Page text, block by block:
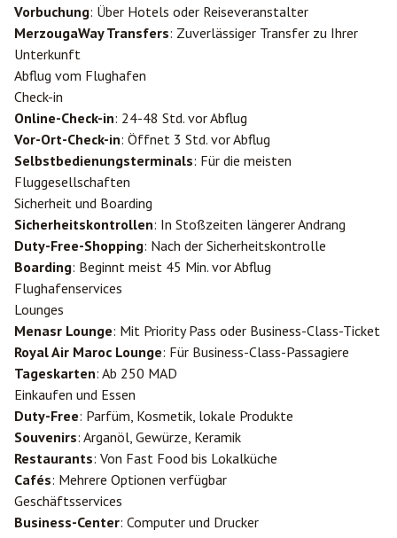
Vorbuchung: Über Hotels oder Reiseveranstalter
MerzougaWay Transfers: Zuverlässiger Transfer zu Ihrer
Unterkunft
Abflug vom Flughafen
Check-in
Online-Check-in: 24-48 Std. vor Abflug
Vor-Ort-Check-in: Öffnet 3 Std. vor Abflug
Selbstbedienungsterminals: Für die meisten
Fluggesellschaften
Sicherheit und Boarding
Sicherheitskontrollen: In Stoßzeiten längerer Andrang
Duty-Free-Shopping: Nach der Sicherheitskontrolle
Boarding: Beginnt meist 45 Min. vor Abflug
Flughafenservices
Lounges
Menasr Lounge: Mit Priority Pass oder Business-Class-Ticket
Royal Air Maroc Lounge: Für Business-Class-Passagiere
Tageskarten: Ab 250 MAD
Einkaufen und Essen
Duty-Free: Parfüm, Kosmetik, lokale Produkte
Souvenirs: Arganöl, Gewürze, Keramik
Restaurants: Von Fast Food bis Lokalküche
Cafés: Mehrere Optionen verfügbar
Geschäftsservices
Business-Center: Computer und Drucker